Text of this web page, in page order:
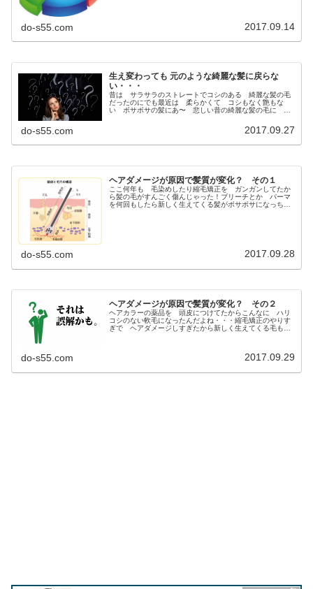
do-s55.com 2017.09.14
生え変わっても 元のような綺麗な髪に戻らな
い・・・
昔は サラサラのストレートでコシのある 綺麗な髪の毛
だったのにでも最近は 柔らかくて コシもなく艶もな
い ボサボサの髪にあ〜 悲しい昔の綺麗な髪の毛に 戻
do-s55.com 2017.09.27
ヘアダメージが原因で髪質が変化？ その１
ここ何年も 毛染めしたり縮毛矯正を ガンガンしてたか
ら髪の毛がすんごく傷んじゃった！ブリーチとか パーマ
を何回もしたら新しく生えてくる髪がボサボサになっちゃ
do-s55.com 2017.09.28
ヘアダメージが原因で髪質が変化？ その２
ヘアカラーの薬品を 頭皮につけてたからこんなに ハリ
コシのない軟毛になったんだよね・・・縮毛矯正のやりす
ぎで ヘアダメージしすぎたから新しく生えてくる毛も
do-s55.com 2017.09.29